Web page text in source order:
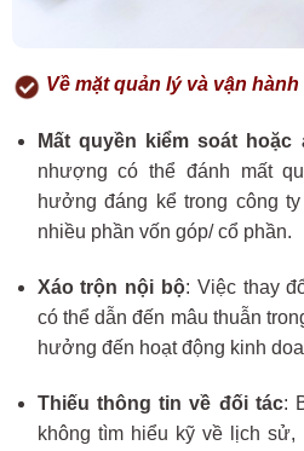
Về mặt quản lý và vận hành
Mất quyền kiểm soát hoặc
nhượng có thể đánh mất
hưởng đáng kể trong công
nhiều phần vốn góp/ cổ phần.
Xáo trộn nội bộ: Việc thay
có thể dẫn đến mâu thuẫn
hưởng đến hoạt động kinh
Thiếu thông tin về đối tác:
không tìm hiểu kỹ về lịch